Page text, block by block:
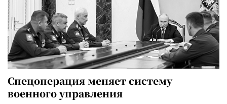
Спецоперация меняет систему
военного управления